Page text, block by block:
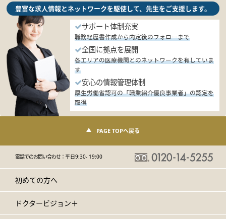
豊富な求人情報とネットワークを駆使して、先生をご支援します。
サポート体制充実
職務経歴書作成から内定後のフォローまで
全国に拠点を展開
各エリアの医療機関とのネットワークを有していま
す
安心の情報管理体制
厚生労働省認可の「職業紹介優良事業者」の認定を
取得
PAGE TOPへ戻る
電話でのお問い合わせ：平日9:30- 19:00
初めての方へ
ドクタービジョン＋